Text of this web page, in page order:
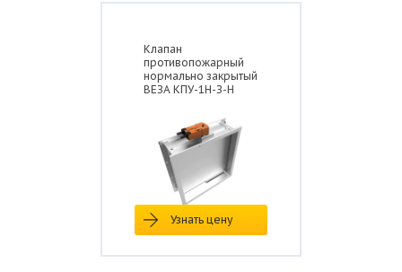
Клапан
противопожарный
нормально закрытый
ВЕЗА КПУ-1Н-З-Н
Узнать цену